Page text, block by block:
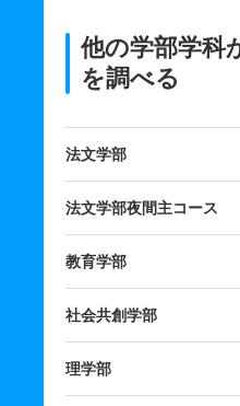
他の学部学科
を調べる
法文学部
法文学部夜間主コース
教育学部
社会共創学部
理学部